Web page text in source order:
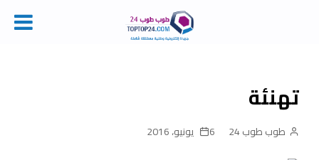
contentتهنئة
طوب طوب 24 6 يونيو، 2016